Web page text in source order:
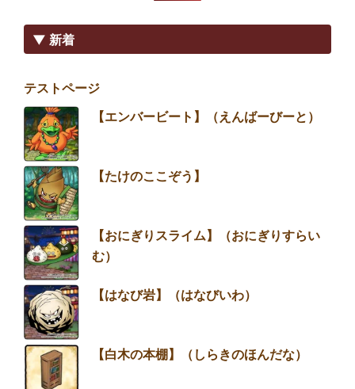
▼ 新着
テストページ
【エンバービート】（えんばーびーと）
【たけのここぞう】
【おにぎりスライム】（おにぎりすらい
む）
【はなび岩】（はなびいわ）
【白木の本棚】（しらきのほんだな）